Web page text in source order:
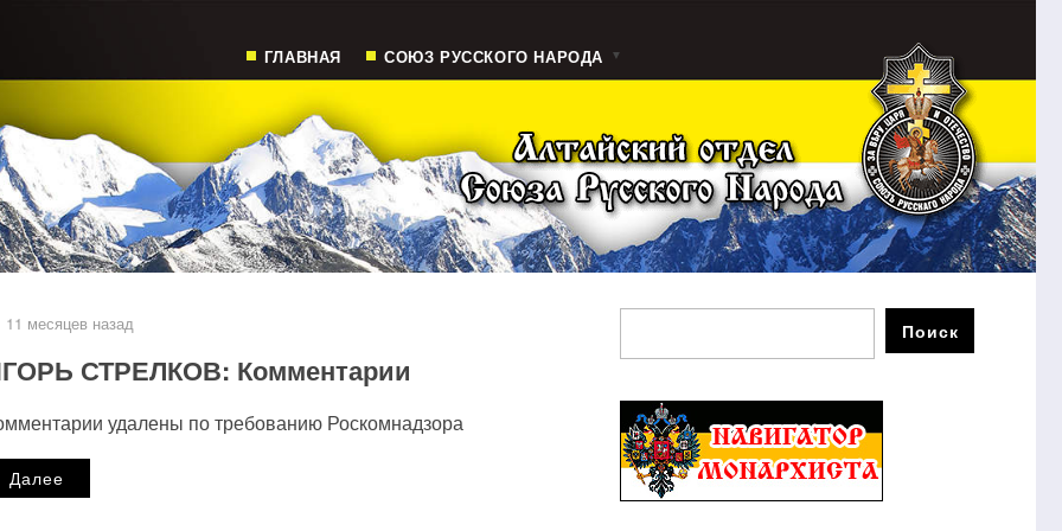
ГЛАВНАЯ СОЮЗ РУССКОГО НАРОДА
11 месяцев назад
СТРЕЛКОВ: Комментарии
удалены по требованию Роскомнадзора
Далее